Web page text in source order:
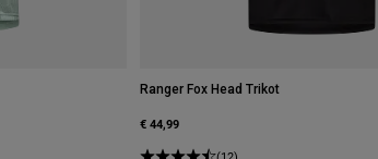
Ranger Fox Head Trikot
€ 44,99